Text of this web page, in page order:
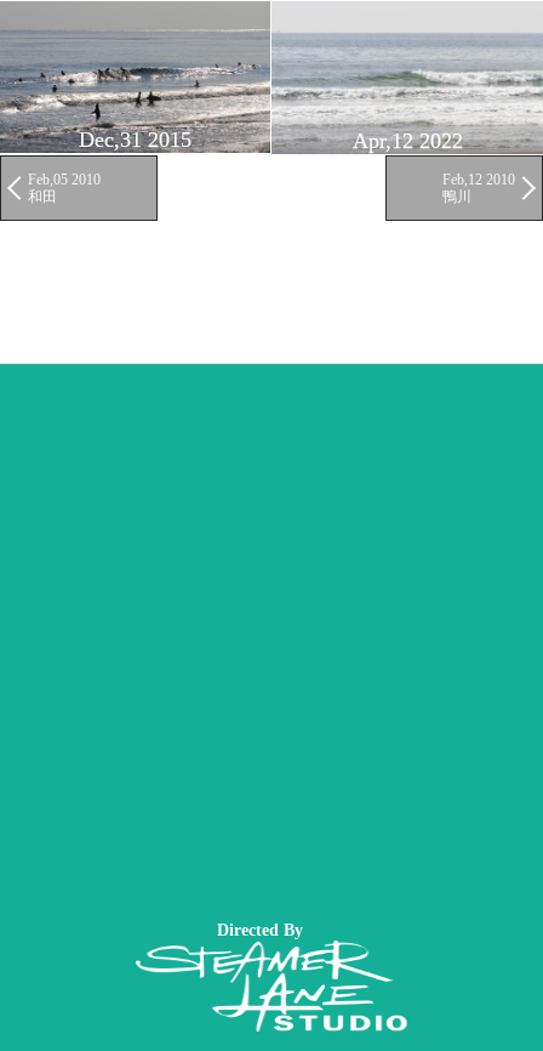
Dec,31 2015 Apr,12 2022
Feb,05 2010
和田
Feb,12 2010
鴨川
Directed By